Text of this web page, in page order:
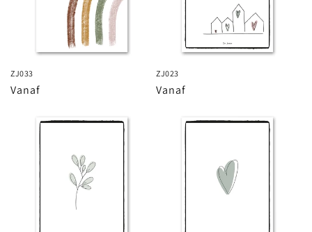
ZJ033
Normale
Vanaf
ZJ023
Normale
Vanaf